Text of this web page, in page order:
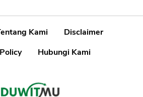
Kami
Disclaimer
Hubungi Kami